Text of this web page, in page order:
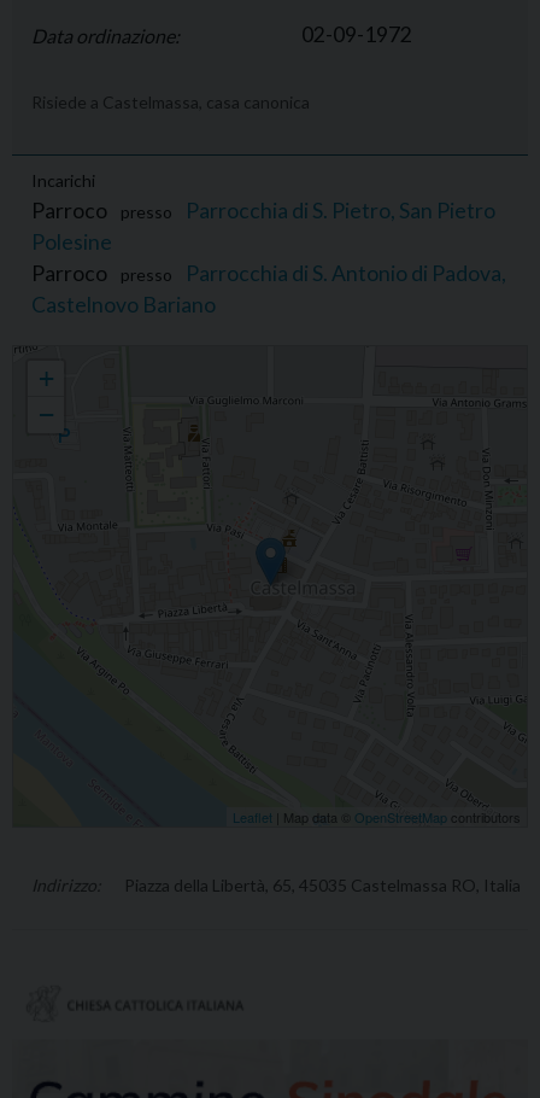
Data ordinazione: 02-09-1972
Risiede a Castelmassa, casa canonica
Incarichi
Parroco presso
Parrocchia di S. Pietro, San Pietro
Polesine
Parroco
presso
Parrocchia di S. Antonio di Padova,
Castelnovo Bariano
Graziano Giuriati
+
−
Leaflet | Map data © OpenStreetMap contributors
Piazza della Libertà, 65, 45035 Castelmassa RO, Italia